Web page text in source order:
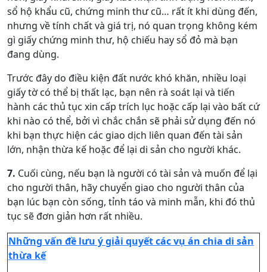
sổ hộ khẩu cũ, chứng minh thư cũ… rất ít khi dùng đến,
nhưng về tính chất và giá trị, nó quan trọng không kém
gì giấy chứng minh thư, hộ chiếu hay sổ đỏ mà bạn
đang dùng.
Trước đây do điều kiện đất nước khó khăn, nhiều loại
giấy tờ có thể bị thất lạc, bạn nên rà soát lại và tiến
hành các thủ tục xin cấp trích lục hoặc cấp lại vào bất cứ
khi nào có thể, bởi vì chắc chắn sẽ phải sử dụng đến nó
khi bạn thực hiện các giao dịch liên quan đến tài sản
lớn, nhận thừa kế hoặc để lại di sản cho người khác.
7. Cuối cùng, nếu bạn là người có tài sản và muốn để lại
cho người thân, hãy chuyển giao cho người thân của
bạn lúc bạn còn sống, tỉnh táo và minh mẫn, khi đó thủ
tục sẽ đơn giản hơn rất nhiều.
Những vấn đề lưu ý giải quyết các vụ án chia di sản
thừa kế